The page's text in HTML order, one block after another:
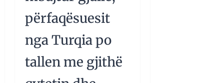
përfaqësuesit
nga Turqia po
tallen me gjithë